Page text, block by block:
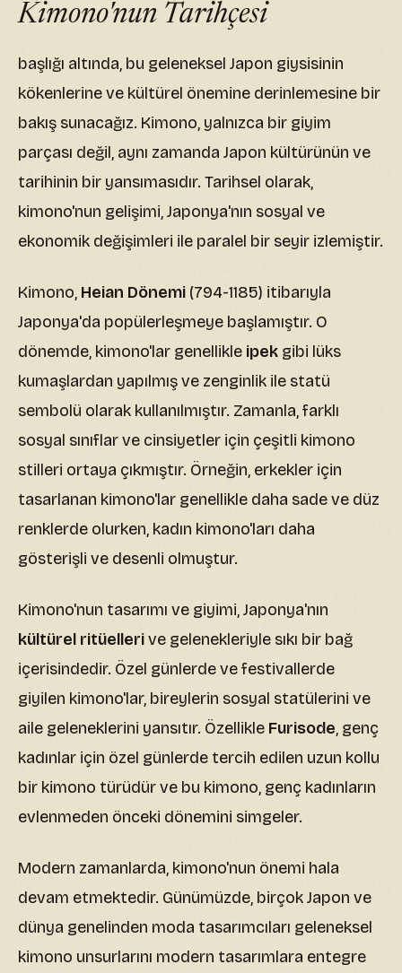
Kimono'nun Tarihçesi
başlığı altında, bu geleneksel Japon giysisinin
kökenlerine ve kültürel önemine derinlemesine bir
bakış sunacağız. Kimono, yalnızca bir giyim
parçası değil, aynı zamanda Japon kültürünün ve
tarihinin bir yansımasıdır. Tarihsel olarak,
kimono'nun gelişimi, Japonya'nın sosyal ve
ekonomik değişimleri ile paralel bir seyir izlemiştir.
Kimono, Heian Dönemi (794-1185) itibarıyla
Japonya'da popülerleşmeye başlamıştır. O
dönemde, kimono'lar genellikle ipek gibi lüks
kumaşlardan yapılmış ve zenginlik ile statü
sembolü olarak kullanılmıştır. Zamanla, farklı
sosyal sınıflar ve cinsiyetler için çeşitli kimono
stilleri ortaya çıkmıştır. Örneğin, erkekler için
tasarlanan kimono'lar genellikle daha sade ve düz
renklerde olurken, kadın kimono'ları daha
gösterişli ve desenli olmuştur.
Kimono'nun tasarımı ve giyimi, Japonya'nın
kültürel ritüellerive gelenekleriyle sıkı bir bağ
içerisindedir. Özel günlerde ve festivallerde
giyilen kimono'lar, bireylerin sosyal statülerini ve
aile geleneklerini yansıtır. Özellikle Furisode, genç
kadınlar için özel günlerde tercih edilen uzun kollu
bir kimono türüdür ve bu kimono, genç kadınların
evlenmeden önceki dönemini simgeler.
Modern zamanlarda, kimono'nun önemi hala
devam etmektedir. Günümüzde, birçok Japon ve
dünya genelinden moda tasarımcıları geleneksel
kimono unsurlarını modern tasarımlara entegre